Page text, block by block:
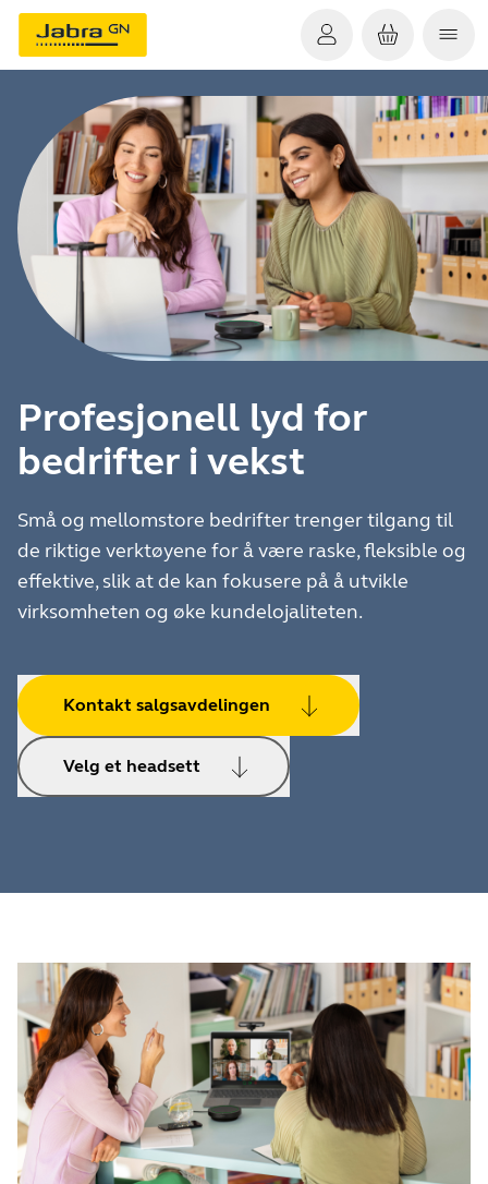
Profesjonell lyd for
bedrifter i vekst
Små og mellomstore bedrifter trenger tilgang til
de riktige verktøyene for å være raske, fleksible og
effektive, slik at de kan fokusere på å utvikle
virksomheten og øke kundelojaliteten.
Kontakt salgsavdelingen
Velg et headsett